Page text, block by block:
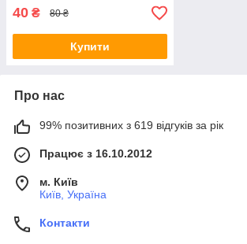
40 ₴ 80 ₴
Купити
Про нас
99% позитивних з 619 відгуків за рік
Працює з 16.10.2012
м. Київ
Київ, Україна
Контакти